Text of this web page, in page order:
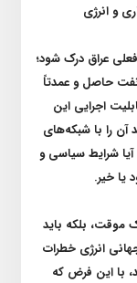
و انرژی
عراق درک شود؛
نفت حاصل و عمدتاً
اجرایی این
آن را با شبکه‌های
شرایط سیاسی و
یا خیر.
موقت، بلکه باید
انرژی خطرات
با این فرض که